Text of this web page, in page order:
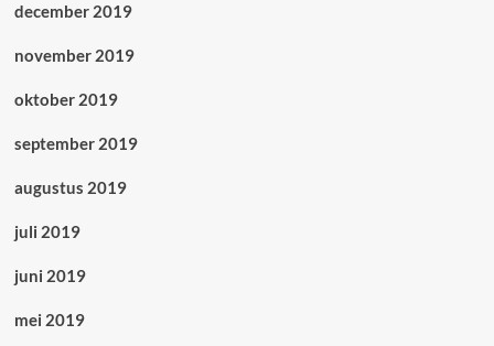
december 2019
november 2019
oktober 2019
september 2019
augustus 2019
juli 2019
juni 2019
mei 2019